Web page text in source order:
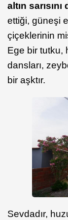
altın
ettiği, güneşi
çiçeklerinin
Ege bir tutku,
dansları,
bir aşktır.
Sevdadır,